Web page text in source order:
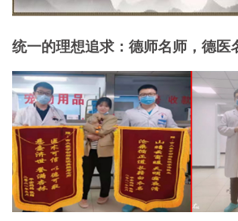
统一的理想追求：德师名师，德医